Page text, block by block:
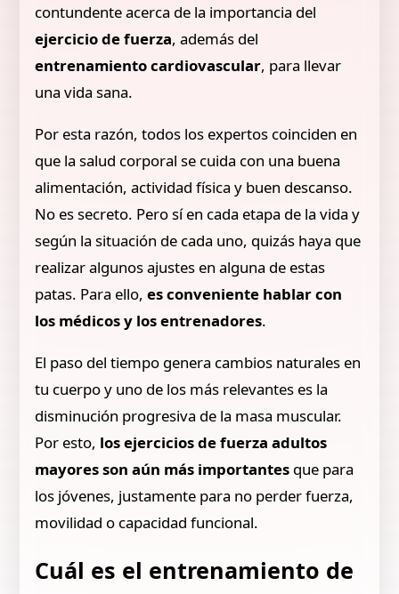
contundente acerca de la importancia del
ejercicio de fuerza, además del
entrenamiento cardiovascular, para llevar
una vida sana.
Por esta razón, todos los expertos coinciden en
que la salud corporal se cuida con una buena
alimentación, actividad física y buen descanso.
No es secreto. Pero sí en cada etapa de la vida y
según la situación de cada uno, quizás haya que
realizar algunos ajustes en alguna de estas
patas. Para ello, es conveniente hablar con
los médicos y los entrenadores.
El paso del tiempo genera cambios naturales en
tu cuerpo y uno de los más relevantes es la
disminución progresiva de la masa muscular.
Por esto, los ejercicios de fuerza adultos
mayores son aún más importantes que para
los jóvenes, justamente para no perder fuerza,
movilidad o capacidad funcional.
Cuál es el entrenamiento de